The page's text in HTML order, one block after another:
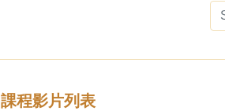
課程影片列表